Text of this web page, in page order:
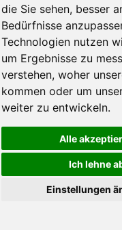
die Sie sehen, besser
Bedürfnisse
Technologien nutzen
um Ergebnisse zu
verstehen, woher
kommen oder um
weiter zu entwickeln.
Alle
Ich lehne
Einstellungen
для того, чтобы Вы могли
Вы сможете узнать
cookies. Продолжая
Makis© Copyright 2026